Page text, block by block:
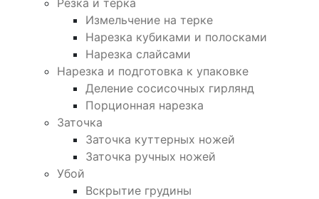
Измельчение на терке
Нарезка кубиками и полосками
Нарезка слайсами
Нарезка и подготовка к упаковке
Деление сосисочных гирлянд
Порционная нарезка
Заточка
Заточка куттерных ножей
Заточка ручных ножей
Убой
Вскрытие грудины